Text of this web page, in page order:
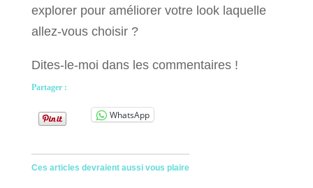
explorer pour améliorer votre look laquelle
allez-vous choisir ?
Dites-le-moi dans les commentaires !
Partager :
WhatsApp
Ces articles devraient aussi vous plaire